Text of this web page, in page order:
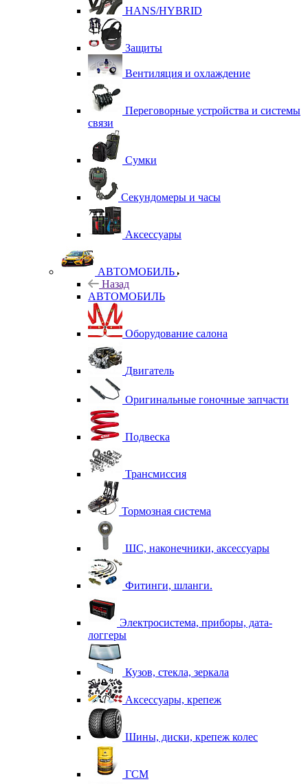
HANS/HYBRID
Защиты
Вентиляция и охлаждение
Переговорные устройства и системы
связи
Сумки
Секундомеры и часы
Аксессуары
АВТОМОБИЛЬ
Назад
АВТОМОБИЛЬ
Оборудование салона
Двигатель
Оригинальные гоночные запчасти
Подвеска
Трансмиссия
Тормозная система
ШС, наконечники, аксессуары
Фитинги, шланги.
Электросистема, приборы, дата-
логгеры
Кузов, стекла, зеркала
Аксессуары, крепеж
Шины, диски, крепеж колес
ГСМ